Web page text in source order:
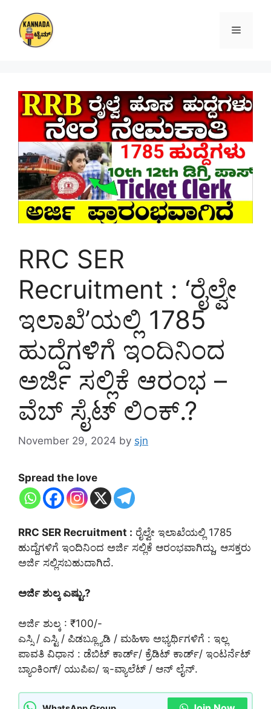
content
Menu
RRC SER
Recruitment : ‘ರೈಲ್ವೇ
ಇಲಾಖೆ’ಯಲ್ಲಿ 1785
ಹುದ್ದೆಗಳಿಗೆ ಇಂದಿನಿಂದ
ಅರ್ಜಿ ಸಲ್ಲಿಕೆ ಆರಂಭ –
ವೆಬ್ ಸೈಟ್ ಲಿಂಕ್.?
November 29, 2024 by sjn
Spread the love
RRC SER Recruitment : ರೈಲ್ವೇ ಇಲಾಖೆಯಲ್ಲಿ 1785
ಹುದ್ದೆಗಳಿಗೆ ಇಂದಿನಿಂದ ಅರ್ಜಿ ಸಲ್ಲಿಕೆ ಆರಂಭವಾಗಿದ್ದು, ಆಸಕ್ತರು
ಅರ್ಜಿ ಸಲ್ಲಿಸಬಹುದಾಗಿದೆ.
ಅರ್ಜಿ ಶುಲ್ಕ ಎಷ್ಟು.?
ಅರ್ಜಿ ಶುಲ್ಕ : ₹100/-
ಎಸ್ಸಿ / ಎಸ್ಟಿ / ಪಿಡಬ್ಲ್ಯೂಡಿ / ಮಹಿಳಾ ಅಭ್ಯರ್ಥಿಗಳಿಗೆ : ಇಲ್ಲ
ಪಾವತಿ ವಿಧಾನ : ಡೆಬಿಟ್ ಕಾರ್ಡ್/ ಕ್ರೆಡಿಟ್ ಕಾರ್ಡ್/ ಇಂಟರ್ನೆಟ್
ಬ್ಯಾಂಕಿಂಗ್/ ಯುಪಿಐ/ ಇ-ವ್ಯಾಲೆಟ್ / ಆನ್ ಲೈನ್.